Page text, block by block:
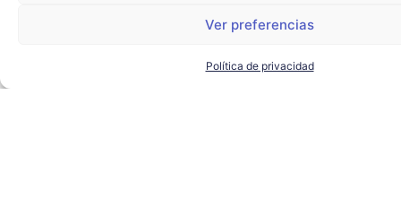
Ver preferencias
Política de privacidad